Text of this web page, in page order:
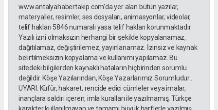
www.antalyahabertakip.com'da yer alan bütün yazılar,
materyaller, resimler, ses dosyaları, animasyonlar, videolar,
telif hakları 5846 numaralı yasa telif hakları korunmaktadır.
Yazılı izni olmaksızın herhangi bir şekilde kopyalanamaz,
dağıtılamaz, değiştirilemez, yayınlanamaz. İzinsiz ve kaynak
belirtilmeksizin kopyalama ve kullanımı yapılamaz. Bu
sitedeki bilgilerden kaynaklı hataların hiçbirinden sorumlu
değildir. Köşe Yazılarından, Köşe Yazarlarımız Sorumludur...
UYARI: Küfür, hakaret, rencide edici cümleler veya imalar,
inançlara saldırı içeren, imla kuralları ile yazılmamış, Türkçe